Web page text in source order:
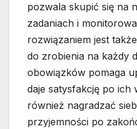
pozwala skupić się na
zadaniach i
rozwiązaniem jest
do zrobienia na każdy
obowiązków pomaga
daje satysfakcję po ich
również nagradzać
przyjemności po